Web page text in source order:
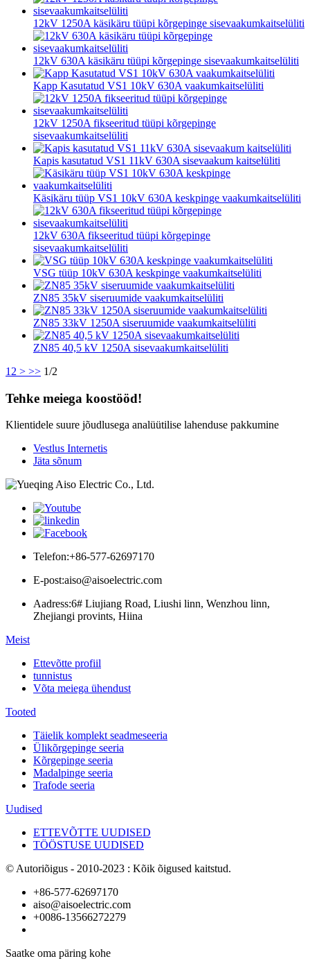
12kV 1250A käsikäru tüüpi kõrgepinge sisevaakumkaitselüliti
12kV 630A käsikäru tüüpi kõrgepinge sisevaakumkaitselüliti
Kapp Kasutatud VS1 10kV 630A vaakumkaitselüliti
12kV 1250A fikseeritud tüüpi kõrgepinge
sisevaakumkaitselüliti
Kapis kasutatud VS1 11kV 630A sisevaakum kaitselüliti
Käsikäru tüüp VS1 10kV 630A keskpinge vaakumkaitselüliti
12kV 630A fikseeritud tüüpi kõrgepinge
sisevaakumkaitselüliti
VSG tüüp 10kV 630A keskpinge vaakumkaitselüliti
ZN85 35kV siseruumide vaakumkaitselüliti
ZN85 33kV 1250A siseruumide vaakumkaitselüliti
ZN85 40,5 kV 1250A sisevaakumkaitselüliti
1 2 > >> 1/2
Tehke meiega koostööd!
Klientidele suure jõudlusega analüütilise lahenduse pakkumine
Vestlus Internetis
Jäta sõnum
Telefon:+86-577-62697170
E-post:aiso@aisoelectric.com
Aadress:6# Liujiang Road, Liushi linn, Wenzhou linn,
Zhejiangi provints, Hiina
Meist
Ettevõtte profiil
tunnistus
Võta meiega ühendust
Tooted
Täielik komplekt seadmeseeria
Ülikõrgepinge seeria
Kõrgepinge seeria
Madalpinge seeria
Trafode seeria
Uudised
ETTEVÕTTE UUDISED
TÖÖSTUSE UUDISED
© Autoriõigus - 2010-2023 : Kõik õigused kaitstud.
+86-577-62697170
aiso@aisoelectric.com
+0086-13566272279
Saatke oma päring kohe